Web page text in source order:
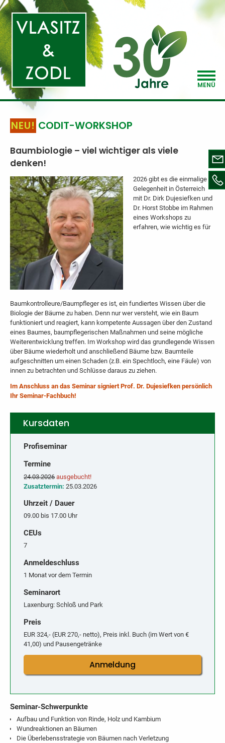
MENÜ
CODIT-WORKSHOP
Baumbiologie – viel wichtiger als viele
denken!
2026 gibt es die einmalige
Gelegenheit in Österreich
mit Dr. Dirk Dujesiefken und
Dr. Horst Stobbe im Rahmen
eines Workshops zu
erfahren, wie wichtig es für
Baumkontrolleure/Baumpfleger es ist, ein fundiertes Wissen über die
Biologie der Bäume zu haben. Denn nur wer versteht, wie ein Baum
funktioniert und reagiert, kann kompetente Aussagen über den Zustand
eines Baumes, baumpflegerischen Maßnahmen und seine mögliche
Weiterentwicklung treffen. Im Workshop wird das grundlegende Wissen
über Bäume wiederholt und anschließend Bäume bzw. Baumteile
aufgeschnitten um einen Schaden (z.B. ein Spechtloch, eine Fäule) von
innen zu betrachten und Schlüsse daraus zu ziehen.
Im Anschluss an das Seminar signiert Prof. Dr. Dujesiefken persönlich
Ihr Seminar-Fachbuch!
Kursdaten
Profiseminar
Termine
24.03.2026ausgebucht!
Zusatztermin: 25.03.2026
Uhrzeit / Dauer
09.00 bis 17.00 Uhr
CEUs
7
Anmeldeschluss
1 Monat vor dem Termin
Seminarort
Laxenburg: Schloß und Park
Preis
EUR 324,- (EUR 270,- netto), Preis inkl. Buch (im Wert von €
41,00) und Pausengetränke
Anmeldung
Seminar-Schwerpunkte
Aufbau und Funktion von Rinde, Holz und Kambium
Wundreaktionen an Bäumen
Die Überlebensstrategie von Bäumen nach Verletzung